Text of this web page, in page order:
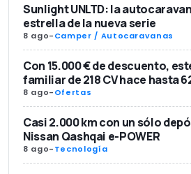
Sunlight UNLTD: la
estrella de la nueva serie
8 ago-Camper / Autocaravanas
Con 15.000 € de descuento,
familiar de 218 CV hace hasta
8 ago-Ofertas
Casi 2.000 km con un sólo
Nissan Qashqai e-POWER
8 ago-Tecnología